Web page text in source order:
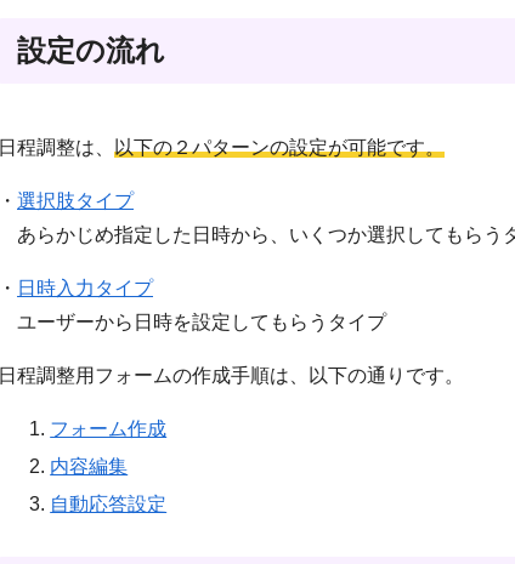
設定の流れ
日程調整は、 以下の２パターンの設定が可能です。
・ 選択肢タイプ
あらかじめ指定した日時から、いくつか選択してもらう
・ 日時入力タイプ
ユーザーから日時を設定してもらうタイプ
日程調整用フォームの作成手順は、以下の通りです。
フォーム作成
内容編集
自動応答設定